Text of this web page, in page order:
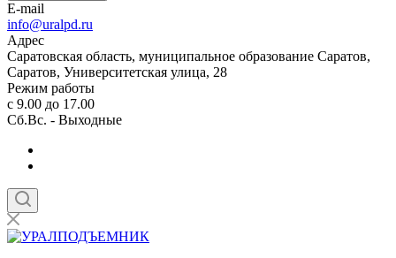
E-mail
info@uralpd.ru
Адрес
Саратовская область, муниципальное образование Саратов,
Саратов, Университетская улица, 28
Режим работы
с 9.00 до 17.00
Сб.Вс. - Выходные